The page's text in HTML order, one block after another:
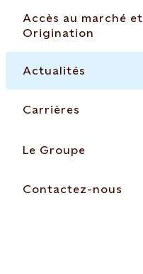
Accès au marché et
Origination
Actualités
Carrières
Le Groupe
Contactez-nous